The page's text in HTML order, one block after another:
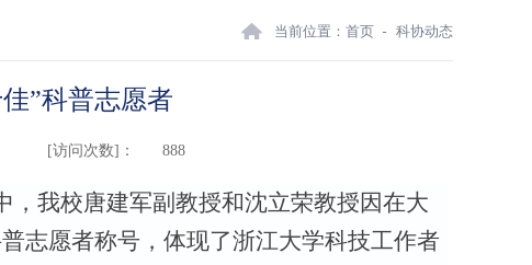
当前位置： 首页 科协动态
”科普志愿者
[访问次数]： 888
，我校唐建军副 教授和沈立荣教授因在大
普志愿者称号，体现了浙江大学科技工作者